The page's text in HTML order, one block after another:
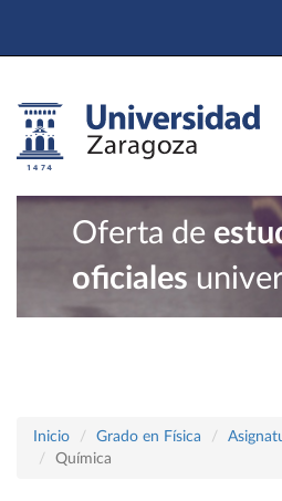
Oferta de
oficiales
Inicio Grado en Física
Química